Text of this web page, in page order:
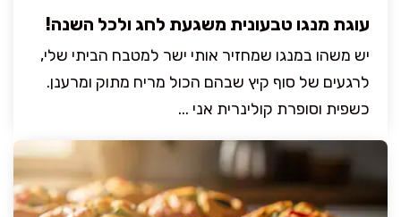
עוגת מנגו טבעונית משגעת לחג ולכל השנה!
יש משהו במנגו שמחזיר אותי ישר למטבח הביתי שלי,
לרגעים של סוף קיץ שבהם הכול מריח מתוק ומרענן.
כשפית וסופרת קולינרית אני ...